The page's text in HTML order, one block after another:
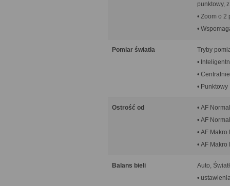
punktowy,
• Zoom o 2
•
Pomiar światła
Tryby
•
•
• Punktowy
Ostrość od
• AF
• AF
• AF
• AF
Balans bieli
Auto,
•